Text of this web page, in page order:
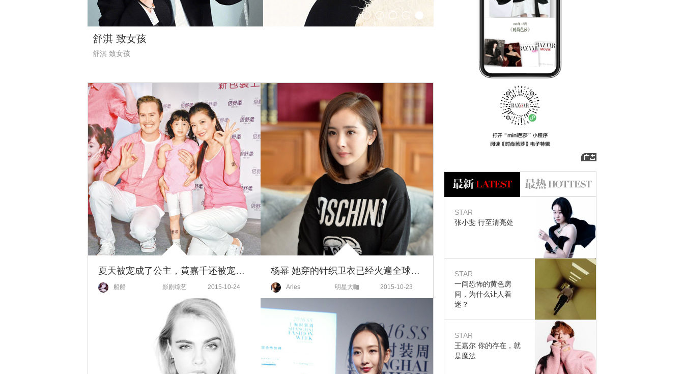
迪丽热巴 走在自己的前面
迪丽热巴 走在自己的前面
夏天被宠成了公主，黄嘉千还被宠成女王！
船船 影剧综艺 2015-10-24
杨幂 她穿的针织卫衣已经火遍全球了！
Aries 明星大咖 2015-10-23
STAR
张小斐 行至清亮处
STAR
一间恐怖的黄色房
间，为什么让人着
迷？
STAR
王嘉尔 你的存在，就
是魔法